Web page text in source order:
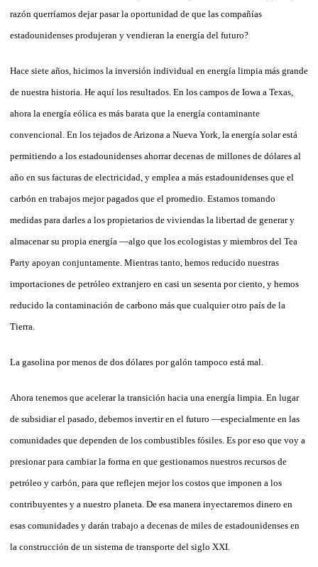
razón querríamos dejar pasar la oportunidad de que las compañías
estadounidenses produjeran y vendieran la energía del futuro?
Hace siete años, hicimos la inversión individual en energía limpia más grande
de nuestra historia. He aquí los resultados. En los campos de Iowa a Texas,
ahora la energía eólica es más barata que la energía contaminante
convencional. En los tejados de Arizona a Nueva York, la energía solar está
permitiendo a los estadounidenses ahorrar decenas de millones de dólares al
año en sus facturas de electricidad, y emplea a más estadounidenses que el
carbón en trabajos mejor pagados que el promedio. Estamos tomando
medidas para darles a los propietarios de viviendas la libertad de generar y
almacenar su propia energía —algo que los ecologistas y miembros del Tea
Party apoyan conjuntamente. Mientras tanto, hemos reducido nuestras
importaciones de petróleo extranjero en casi un sesenta por ciento, y hemos
reducido la contaminación de carbono más que cualquier otro país de la
Tierra.
La gasolina por menos de dos dólares por galón tampoco está mal.
Ahora tenemos que acelerar la transición hacia una energía limpia. En lugar
de subsidiar el pasado, debemos invertir en el futuro —especialmente en las
comunidades que dependen de los combustibles fósiles. Es por eso que voy a
presionar para cambiar la forma en que gestionamos nuestros recursos de
petróleo y carbón, para que reflejen mejor los costos que imponen a los
contribuyentes y a nuestro planeta. De esa manera inyectaremos dinero en
esas comunidades y darán trabajo a decenas de miles de estadounidenses en
la construcción de un sistema de transporte del siglo XXI.